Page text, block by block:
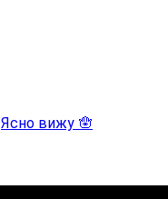
Ясно вижу 🪬